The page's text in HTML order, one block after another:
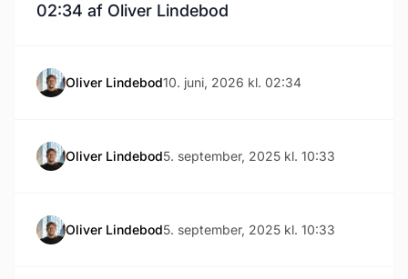
02:34 af Oliver Lindebod
Oliver Lindebod10. juni, 2026 kl. 02:34
Oliver Lindebod5. september, 2025 kl. 10:33
Oliver Lindebod5. september, 2025 kl. 10:33